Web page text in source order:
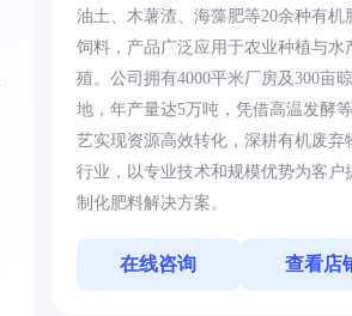
油土、木薯渣、海藻肥等20余种有机
饲料，产品广泛应用于农业种植与水
殖。公司拥有4000平米厂房及300亩
地，年产量达5万吨，凭借高温发酵
艺实现资源高效转化，深耕有机废弃
行业，以专业技术和规模优势为客户
制化肥料解决方案。
在线咨询 查看店